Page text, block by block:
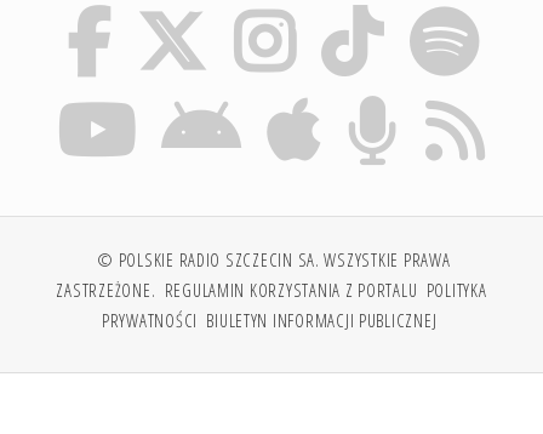
© POLSKIE RADIO SZCZECIN SA. WSZYSTKIE PRAWA
ZASTRZEŻONE. REGULAMIN KORZYSTANIA Z PORTALU POLITYKA
PRYWATNOŚCI BIULETYN INFORMACJI PUBLICZNEJ